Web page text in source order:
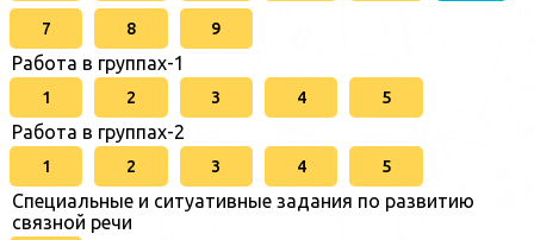
7 8 9
Работа в группах-1
1 2 3 4 5
Работа в группах-2
1 2 3 4 5
Специальные и ситуативные задания по развитию
связной речи